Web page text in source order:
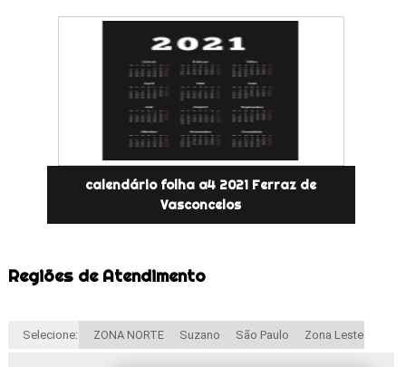
calendário folha a4 2021 Ferraz de
Vasconcelos
Regiões de Atendimento
Selecione: ZONA NORTE Suzano São Paulo Zona Leste